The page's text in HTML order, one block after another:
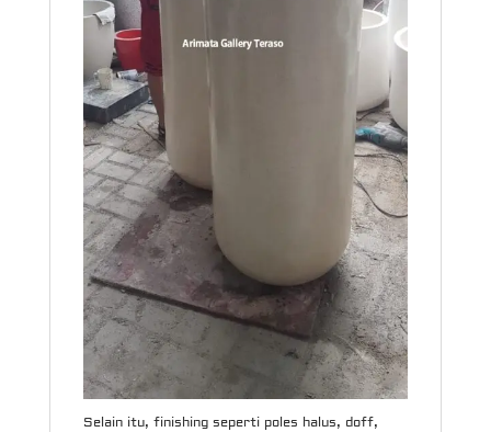
Selain itu, finishing seperti poles halus, doff,